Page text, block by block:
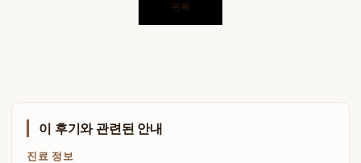
목록
이 후기와 관련된 안내
진료 정보